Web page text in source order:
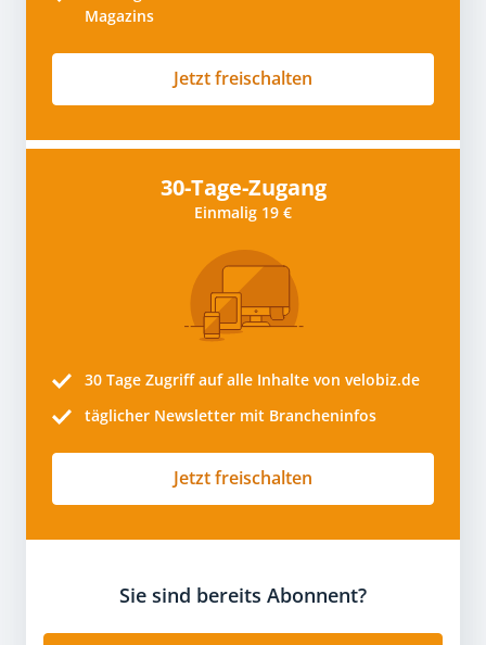
Magazins
Jetzt freischalten
30-Tage-Zugang
Einmalig 19 €
30 Tage Zugriff auf alle Inhalte von velobiz.de
täglicher Newsletter mit Brancheninfos
Jetzt freischalten
Sie sind bereits Abonnent?